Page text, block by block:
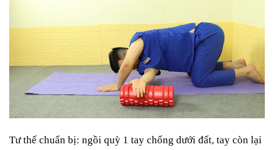
Tư thế chuẩn bị: ngồi quỳ 1 tay chống dưới đất, tay còn lại